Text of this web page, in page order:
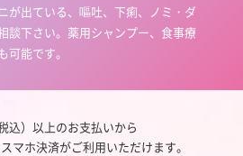
が出ている、嘔吐、下痢、ノミ・ダ
談下さい。薬用シャンプー、食事療
可能です。
込）以上のお支払いから
マホ決済がご利用いただけます。